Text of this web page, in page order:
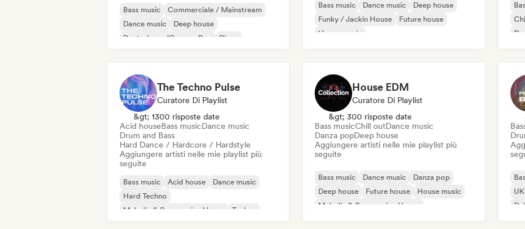
Bass music
Commerciale / Mainstream
Dance music
Deep house
Deutschpop/German Pop
Disco
Bass music Dance music
Deep house
Funky / Jackin House
Future house
House music
The Techno Pulse
Curatore Di Playlist
&gt; 1300 risposte date
Acid houseBass musicDance music
Drum and Bass
Hard Dance / Hardcore / Hardstyle
Aggiungere artisti nelle mie playlist più
seguite
Bass music Acid house
Dance music
Hard Techno
Melodic & Progressive House
Techno
House EDM
Curatore Di Playlist
&gt; 300 risposte date
Bass musicChill outDance music
Danza popDeep house
Aggiungere artisti nelle mie playlist più
seguite
Bass music Dance music
Danza pop
Deep house
Future house
House music
Melodic & Progressive House